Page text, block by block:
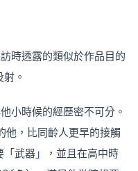
時透露的類似於作品目的
。
小時候的經歷密不可分。
他，比同齡人更早的接觸
武器」，並且在高中時